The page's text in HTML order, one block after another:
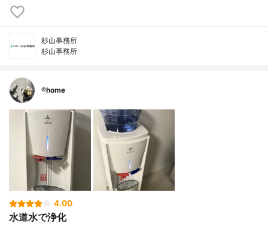
杉山事務所
杉山事務所
®️home
4.00
水道水で浄化